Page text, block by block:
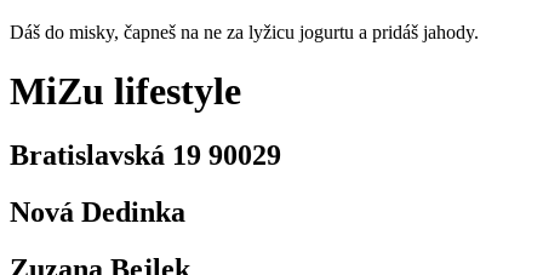
Dáš do misky, čapneš na ne za lyžicu jogurtu a pridáš jahody.
MiZu lifestyle
Bratislavská 19 90029
Nová Dedinka